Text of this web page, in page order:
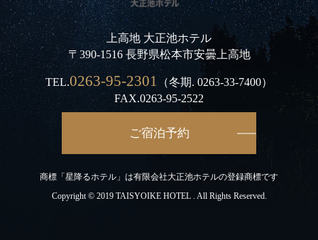
上高地 大正池ホテル
〒390-1516 長野県松本市安曇上高地
TEL.0263-95-2301 （冬期.0263-33-7400）
FAX.0263-95-2522
ご宿泊予約
商標「星降るホテル」は有限会社大正池ホテルの登録商標です
Copyright © 2019 TAISYOIKE HOTEL . All Rights Reserved.